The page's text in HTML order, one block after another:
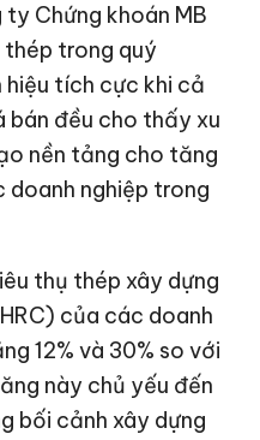
Chứng khoán MB
thép trong quý
hiệu tích cực khi cả
bán đều cho thấy xu
nền tảng cho tăng
doanh nghiệp trong
thụ thép xây dựng
của các doanh
12% và 30% so với
này chủ yếu đến
bối cảnh xây dựng